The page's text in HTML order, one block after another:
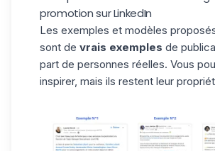
promotion sur LinkedIn
Les exemples et modèles
sont de vrais exemples de
part de personnes réelles. Vous
inspirer, mais ils restent leur